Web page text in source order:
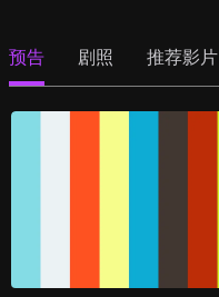
预告 剧照 推荐影片